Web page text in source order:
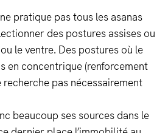
pratique pas tous les asanas
des postures assises ou
le ventre. Des postures où le
en concentrique (renforcement
recherche pas nécessairement
beaucoup ses sources dans le